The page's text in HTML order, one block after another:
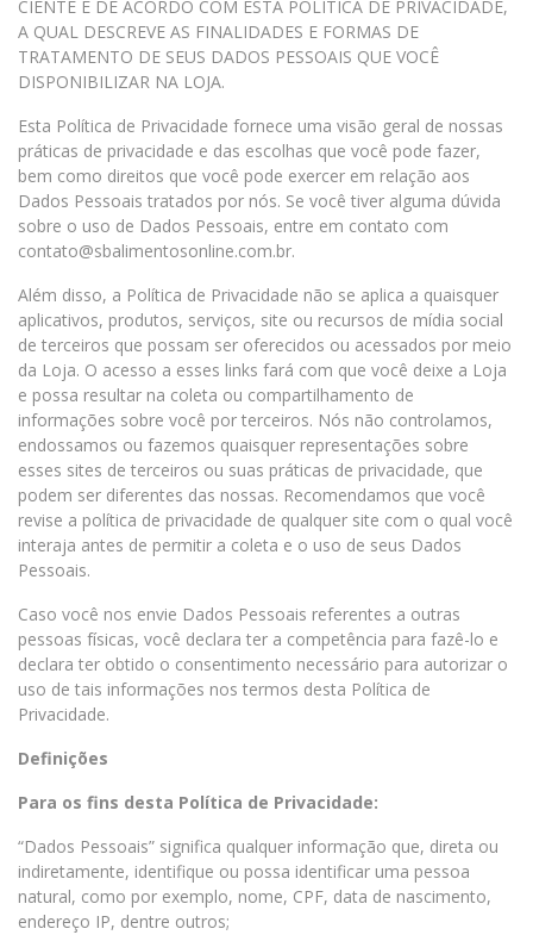
CIENTE E DE ACORDO COM ESTA POLÍTICA DE PRIVACIDADE,
A QUAL DESCREVE AS FINALIDADES E FORMAS DE
TRATAMENTO DE SEUS DADOS PESSOAIS QUE VOCÊ
DISPONIBILIZAR NA LOJA.
Esta Política de Privacidade fornece uma visão geral de nossas
práticas de privacidade e das escolhas que você pode fazer,
bem como direitos que você pode exercer em relação aos
Dados Pessoais tratados por nós. Se você tiver alguma dúvida
sobre o uso de Dados Pessoais, entre em contato com
contato@sbalimentosonline.com.br.
Além disso, a Política de Privacidade não se aplica a quaisquer
aplicativos, produtos, serviços, site ou recursos de mídia social
de terceiros que possam ser oferecidos ou acessados por meio
da Loja. O acesso a esses links fará com que você deixe a Loja
e possa resultar na coleta ou compartilhamento de
informações sobre você por terceiros. Nós não controlamos,
endossamos ou fazemos quaisquer representações sobre
esses sites de terceiros ou suas práticas de privacidade, que
podem ser diferentes das nossas. Recomendamos que você
revise a política de privacidade de qualquer site com o qual você
interaja antes de permitir a coleta e o uso de seus Dados
Pessoais.
Caso você nos envie Dados Pessoais referentes a outras
pessoas físicas, você declara ter a competência para fazê-lo e
declara ter obtido o consentimento necessário para autorizar o
uso de tais informações nos termos desta Política de
Privacidade.
Definições
Para os fins desta Política de Privacidade:
“Dados Pessoais” significa qualquer informação que, direta ou
indiretamente, identifique ou possa identificar uma pessoa
natural, como por exemplo, nome, CPF, data de nascimento,
endereço IP, dentre outros;